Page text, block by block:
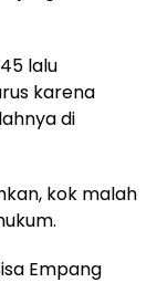
lalu
karena
di
kok malah
Empang